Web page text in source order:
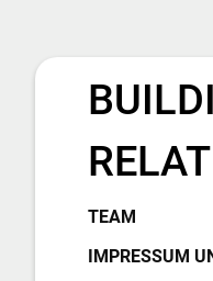
TEAM
IMPRESSUM